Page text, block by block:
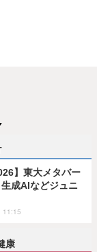
】東大メタバー
成AIなどジュニ
11:15
康